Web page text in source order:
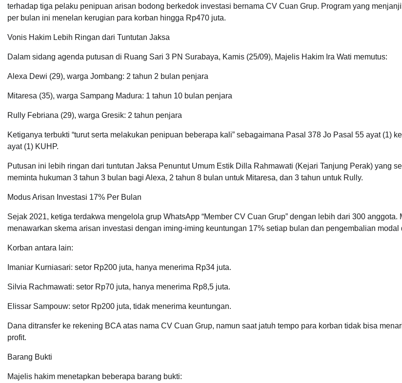
terhadap tiga pelaku penipuan arisan bodong berkedok investasi bernama CV Cuan Grup. Program yang
per bulan ini menelan kerugian para korban hingga Rp470 juta.
Vonis Hakim Lebih Ringan dari Tuntutan Jaksa
Dalam sidang agenda putusan di Ruang Sari 3 PN Surabaya, Kamis (25/09), Majelis Hakim Ira Wati memutus:
Alexa Dewi (29), warga Jombang: 2 tahun 2 bulan penjara
Mitaresa (35), warga Sampang Madura: 1 tahun 10 bulan penjara
Rully Febriana (29), warga Gresik: 2 tahun penjara
Ketiganya terbukti “turut serta melakukan penipuan beberapa kali” sebagaimana Pasal 378 Jo Pasal 55 ayat (1)
ayat (1) KUHP.
Putusan ini lebih ringan dari tuntutan Jaksa Penuntut Umum Estik Dilla Rahmawati (Kejari Tanjung Perak) yang
meminta hukuman 3 tahun 3 bulan bagi Alexa, 2 tahun 8 bulan untuk Mitaresa, dan 3 tahun untuk Rully.
Modus Arisan Investasi 17% Per Bulan
Sejak 2021, ketiga terdakwa mengelola grup WhatsApp “Member CV Cuan Grup” dengan lebih dari 300 anggota.
menawarkan skema arisan investasi dengan iming-iming keuntungan 17% setiap bulan dan pengembalian modal
Korban antara lain:
Imaniar Kurniasari: setor Rp200 juta, hanya menerima Rp34 juta.
Silvia Rachmawati: setor Rp70 juta, hanya menerima Rp8,5 juta.
Elissar Sampouw: setor Rp200 juta, tidak menerima keuntungan.
Dana ditransfer ke rekening BCA atas nama CV Cuan Grup, namun saat jatuh tempo para korban tidak bisa
profit.
Barang Bukti
Majelis hakim menetapkan beberapa barang bukti: